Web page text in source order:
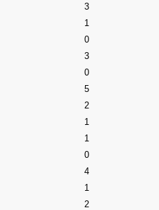
3
1
0
3
0
5
2
1
1
0
4
1
2